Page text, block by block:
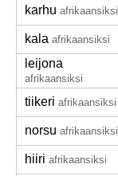
karhu afrikaansiksi
kala afrikaansiksi
leijona
afrikaansiksi
tiikeri afrikaansiksi
norsu afrikaansiksi
hiiri afrikaansiksi